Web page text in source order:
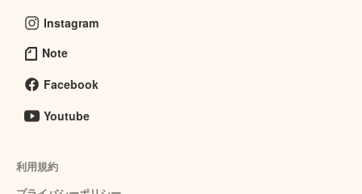
Instagram
Note
Facebook
Youtube
利用規約